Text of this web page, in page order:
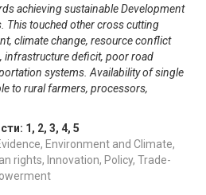
achieving sustainable Development
This touched other cross cutting
climate change, resource conflict
infrastructure deficit, poor road
systems. Availability of single
to rural farmers, processors,
1 , 2, 3, 4, 5
Environment and Climate,
rights, Innovation, Policy, Trade-